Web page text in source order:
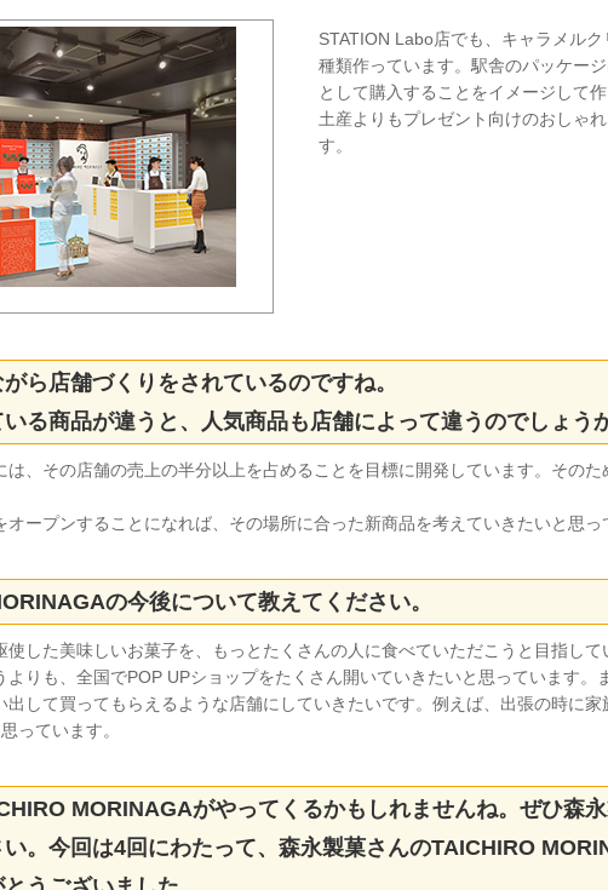
STATION Labo店でも、キャラメル
種類作っています。駅舎のパッケー
として購入することをイメージして
土産よりもプレゼント向けのおしゃ
す。
ら店舗づくりをされているのですね。
る商品が違うと、人気商品も店舗によって違うのでしょうか
は、その店舗の売上の半分以上を占めることを目標に開発しています。そのた
ープンすることになれば、その場所に合った新商品を考えていきたいと思っ
の今後について教えてください。
した美味しいお菓子を、もっとたくさんの人に食べていただこうと目指して
りも、全国でPOP UPショップをたくさん開いていきたいと思っています。
出して買ってもらえるような店舗にしていきたいです。例えば、出張の時に
っています。
MORINAGAがやってくるかもしれませんね。ぜひ森
。今回は4回にわたって、森永製菓さんのTAICHIRO